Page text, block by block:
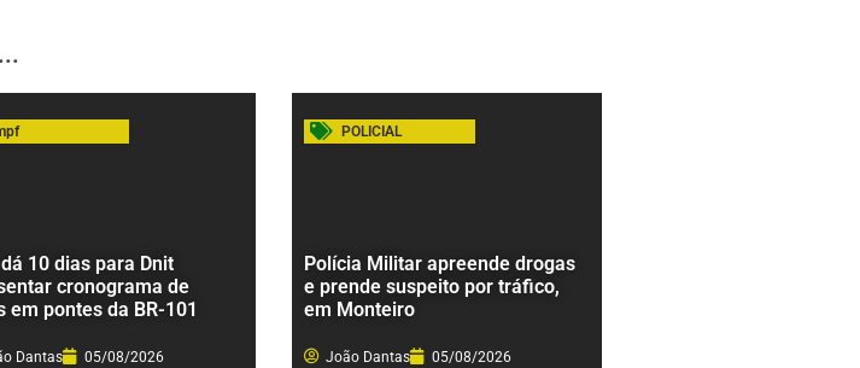
10 dias para Dnit
cronograma de
em pontes da BR-101
Dantas 05/08/2026
POLICIAL
Polícia Militar apreende drogas
e prende suspeito por tráfico,
em Monteiro
João Dantas 05/08/2026